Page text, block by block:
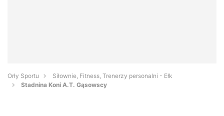
Orły Sportu
Siłownie, Fitness, Trenerzy personalni - Ełk
Stadnina Koni A.T. Gąsowscy